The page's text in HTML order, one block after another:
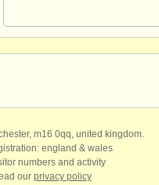
m16 0qq, united kingdom.
england & wales
numbers and activity
our privacy policy